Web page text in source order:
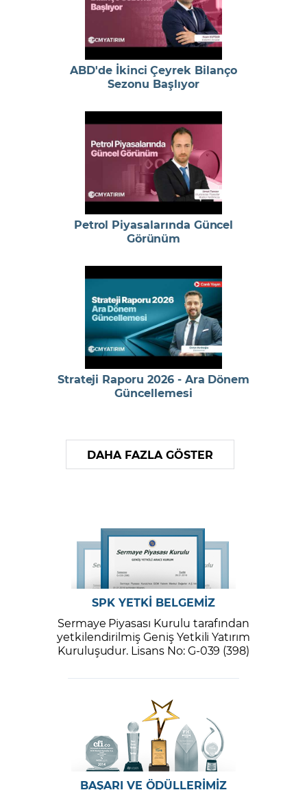
ABD'de İkinci Çeyrek Bilanço
Sezonu Başlıyor
Petrol Piyasalarında Güncel
Görünüm
Strateji Raporu 2026 - Ara Dönem
Güncellemesi
DAHA FAZLA GÖSTER
SPK YETKİ BELGEMİZ
Sermaye Piyasası Kurulu tarafından
yetkilendirilmiş Geniş Yetkili Yatırım
Kuruluşudur. Lisans No: G-039 (398)
BAŞARI VE ÖDÜLLERİMİZ